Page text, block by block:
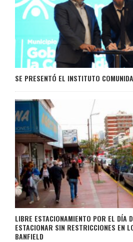
SE PRESENTÓ EL INSTITUTO
LIBRE ESTACIONAMIENTO POR EL DÍA
ESTACIONAR SIN RESTRICCIONES EN
BANFIELD